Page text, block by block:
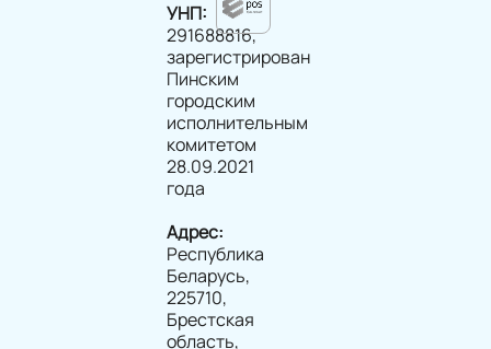
УНП:
291688816,
зарегистрирован
Пинским
городским
исполнительным
комитетом
28.09.2021
года
Адрес:
Республика
Беларусь,
225710,
Брестская
область,